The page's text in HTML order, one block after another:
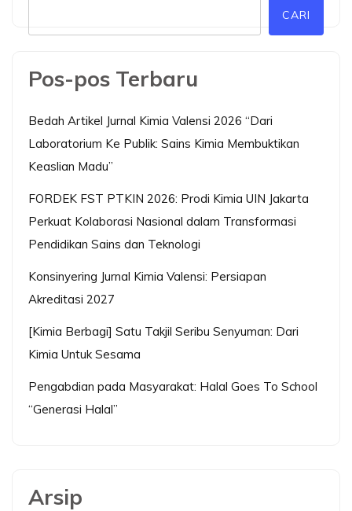
CARI
Pos-pos Terbaru
Bedah Artikel Jurnal Kimia Valensi 2026 “Dari
Laboratorium Ke Publik: Sains Kimia Membuktikan
Keaslian Madu”
FORDEK FST PTKIN 2026: Prodi Kimia UIN Jakarta
Perkuat Kolaborasi Nasional dalam Transformasi
Pendidikan Sains dan Teknologi
Konsinyering Jurnal Kimia Valensi: Persiapan
Akreditasi 2027
[Kimia Berbagi] Satu Takjil Seribu Senyuman: Dari
Kimia Untuk Sesama
Pengabdian pada Masyarakat: Halal Goes To School
“Generasi Halal”
Arsip